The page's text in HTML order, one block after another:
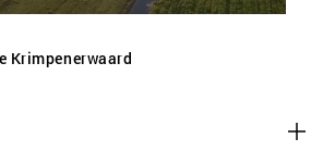
Krimpenerwaard